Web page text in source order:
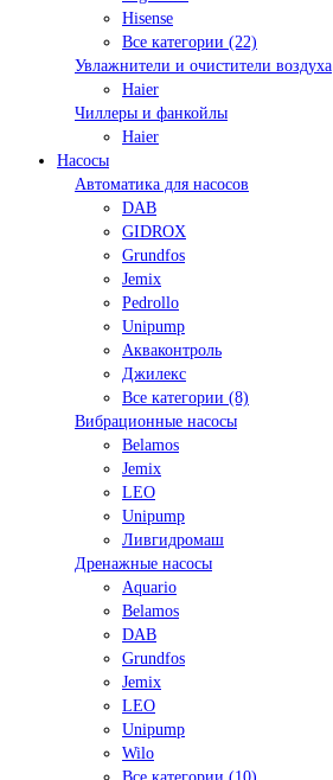
Hisense
Все категории (22)
Увлажнители и очистители воздуха
Haier
Чиллеры и фанкойлы
Haier
Насосы
Автоматика для насосов
DAB
GIDROX
Grundfos
Jemix
Pedrollo
Unipump
Акваконтроль
Джилекс
Все категории (8)
Вибрационные насосы
Belamos
Jemix
LEO
Unipump
Ливгидромаш
Дренажные насосы
Aquario
Belamos
DAB
Grundfos
Jemix
LEO
Unipump
Wilo